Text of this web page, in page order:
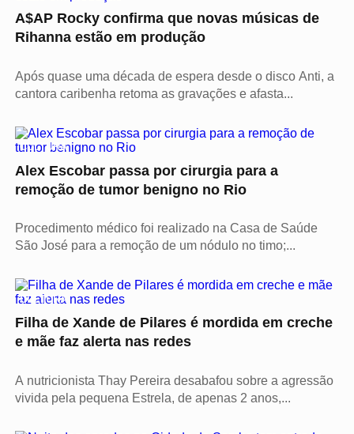
A$AP Rocky confirma que novas músicas de
Rihanna estão em produção
Após quase uma década de espera desde o disco Anti, a
cantora caribenha retoma as gravações e afasta...
CULTURA
Alex Escobar passa por cirurgia para a
remoção de tumor benigno no Rio
Procedimento médico foi realizado na Casa de Saúde
São José para a remoção de um nódulo no timo;...
CULTURA
Filha de Xande de Pilares é mordida em creche
e mãe faz alerta nas redes
A nutricionista Thay Pereira desabafou sobre a agressão
vivida pela pequena Estrela, de apenas 2 anos,...